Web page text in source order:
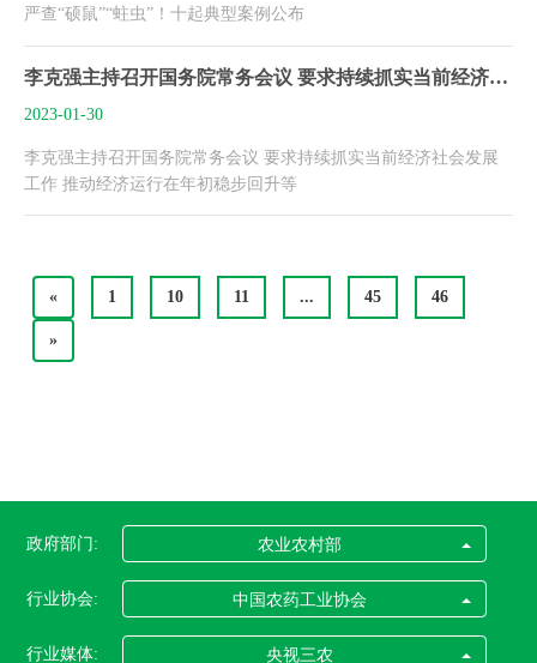
严查“硕鼠”“蛀虫”！十起典型案例公布
李克强主持召开国务院常务会议 要求持续抓实当前经济社会发展工作 推动经济运行在年初稳步回升等
2023-01-30
李克强主持召开国务院常务会议 要求持续抓实当前经济社会发展
工作 推动经济运行在年初稳步回升等
« 1 10 11 ... 45 46
»
政府部门: 农业农村部
行业协会: 中国农药工业协会
行业媒体: 央视三农